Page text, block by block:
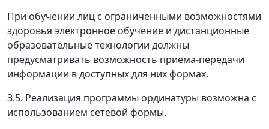
При обучении лиц с ограниченными возможностями
здоровья электронное обучение и дистанционные
образовательные технологии должны
предусматривать возможность приема-передачи
информации в доступных для них формах.
3.5. Реализация программы ординатуры возможна с
использованием сетевой формы.